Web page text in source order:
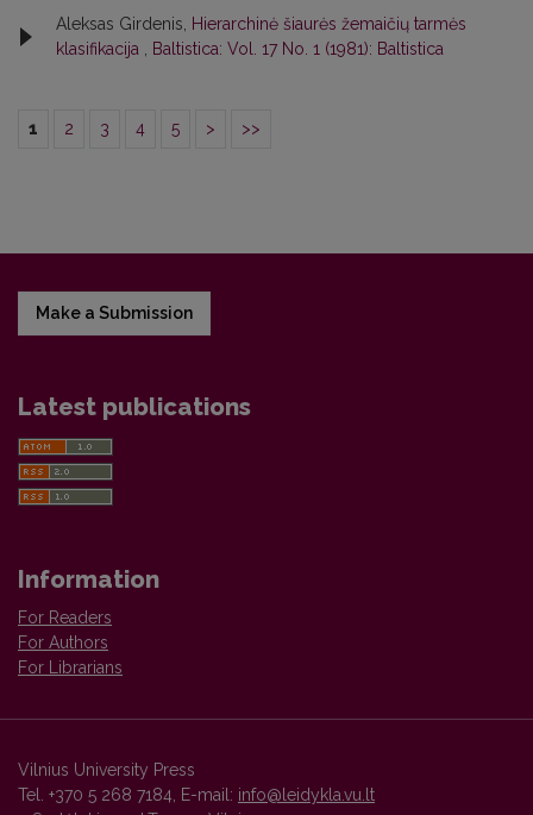
Aleksas Girdenis,
Hierarchinė šiaurės žemaičių tarmės
klasifikacija
Baltistica: Vol. 17 No. 1 (1981): Baltistica
1 2 3 4 5 > >>
Make a Submission
Latest publications
Information
For Readers
For Authors
For Librarians
Vilnius University Press
Tel. +370 5 268 7184, E-mail: info@leidykla.vu.lt